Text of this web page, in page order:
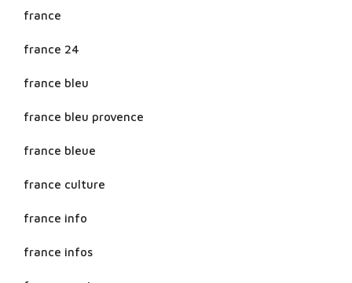
france
france 24
france bleu
france bleu provence
france bleue
france culture
france info
france infos